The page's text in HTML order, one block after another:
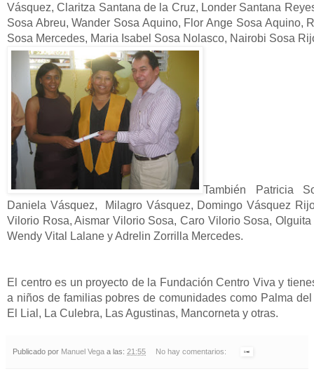
Vásquez, Claritza Santana de la Cruz, Londer Santana
Sosa Abreu, Wander Sosa Aquino, Flor Ange Sosa Aquino,
Sosa Mercedes, Maria Isabel Sosa Nolasco, Nairobi Sosa
También Patricia
Daniela Vásquez, Milagro Vásquez, Domingo Vásquez
Vilorio Rosa, Aismar Vilorio Sosa, Caro Vilorio Sosa,
Wendy Vital Lalane y Adrelin Zorrilla Mercedes.
El centro es un proyecto de la Fundación Centro Viva y
a niños de familias pobres de comunidades como Palma
El Lial, La Culebra, Las Agustinas, Mancorneta y otras.
Publicado por Manuel Vega a las: 21:55 No hay comentarios: